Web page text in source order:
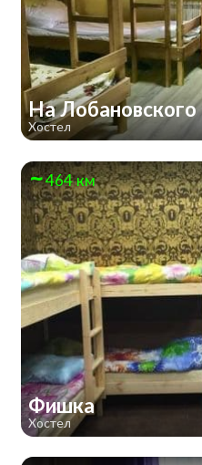
На Лобановского
Хостел
464 км
Фишка
Хостел